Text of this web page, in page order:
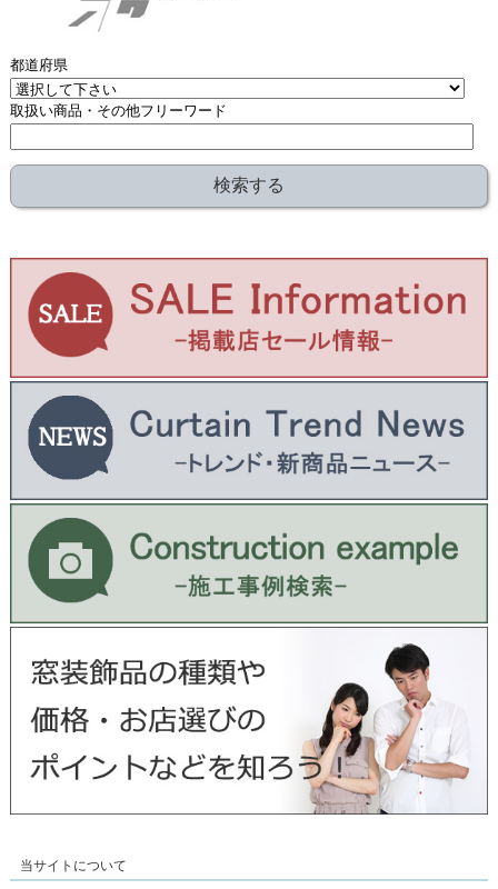
都道府県
取扱い商品・その他フリーワード
当サイトについて